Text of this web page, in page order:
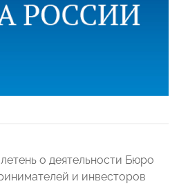
о деятельности Бюро
и инвесторов